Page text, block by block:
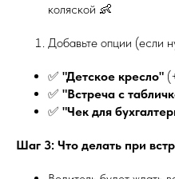
коляской 👶
Добавьте опции (если
✅ "Детское кресло"
✅ "Встреча с
✅ "Чек для
Шаг 3: Что делать при